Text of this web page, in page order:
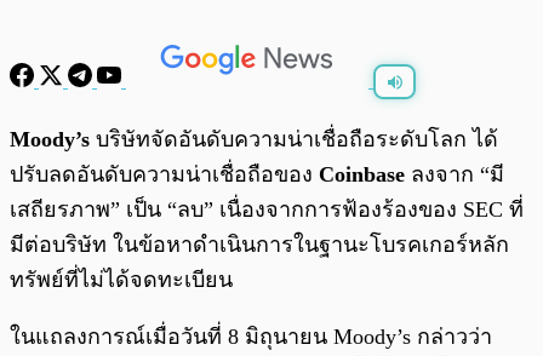
พร้อมเล่น 0:00/ 0:00
Moody’s บริษัทจัดอันดับความน่าเชื่อถือระดับโลก ได้
ปรับลดอันดับความน่าเชื่อถือของ Coinbase ลงจาก “มี
เสถียรภาพ” เป็น “ลบ” เนื่องจากการฟ้องร้องของ SEC ที่
มีต่อบริษัท ในข้อหาดำเนินการในฐานะโบรคเกอร์หลัก
ทรัพย์ที่ไม่ได้จดทะเบียน
ในแถลงการณ์เมื่อวันที่ 8 มิถุนายน Moody’s กล่าวว่า